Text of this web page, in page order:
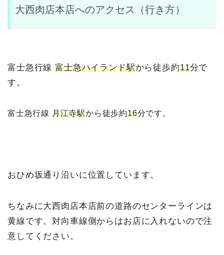
大西肉店本店へのアクセス（行き方）
富士急行線 富士急ハイランド駅から徒歩約11分で
す。
富士急行線 月江寺駅から徒歩約16分です。
おひめ坂通り沿いに位置しています。
ちなみに大西肉店本店前の道路のセンターラインは
黄線です。対向車線側からはお店に入れないので注
意してください。